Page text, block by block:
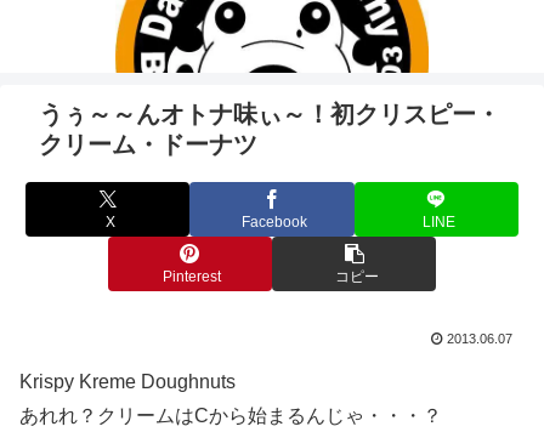
うぅ～～んオトナ味ぃ～！初クリスピー・
クリーム・ドーナツ
X Facebook LINE
Pinterest コピー
2013.06.07
Krispy Kreme Doughnuts
あれれ？クリームはCから始まるんじゃ・・・？